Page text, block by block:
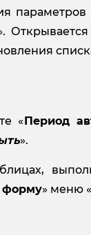
«Период
».
форму» меню «